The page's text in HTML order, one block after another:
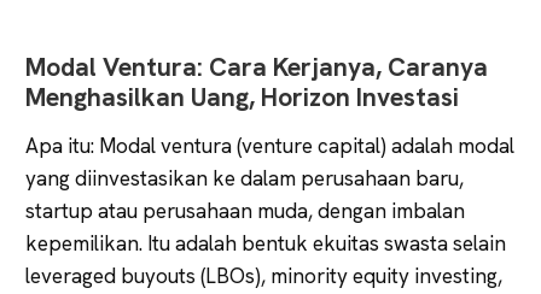
Modal Ventura: Cara Kerjanya, Caranya
Menghasilkan Uang, Horizon Investasi
Apa itu: Modal ventura (venture capital) adalah modal
yang diinvestasikan ke dalam perusahaan baru,
startup atau perusahaan muda, dengan imbalan
kepemilikan. Itu adalah bentuk ekuitas swasta selain
leveraged buyouts (LBOs), minority equity investing,